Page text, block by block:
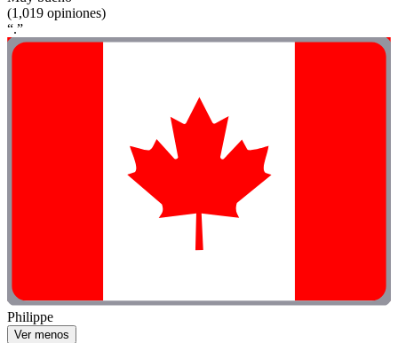
(1,019 opiniones)
“.”
Philippe
Ver menos